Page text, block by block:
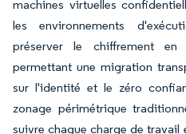
machines virtuelles
les environnements
préserver le chiffrement
permettant une migration
sur l'identité et le zéro
zonage périmétrique
suivre chaque charge de travail